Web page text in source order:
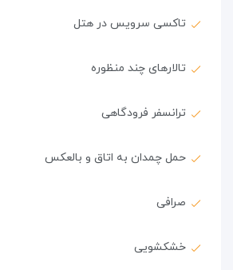
تاکسی سرویس در هتل
تالارهای چند منظوره
ترانسفر فرودگاهی
حمل چمدان به اتاق و بالعکس
صرافی
خشکشویی